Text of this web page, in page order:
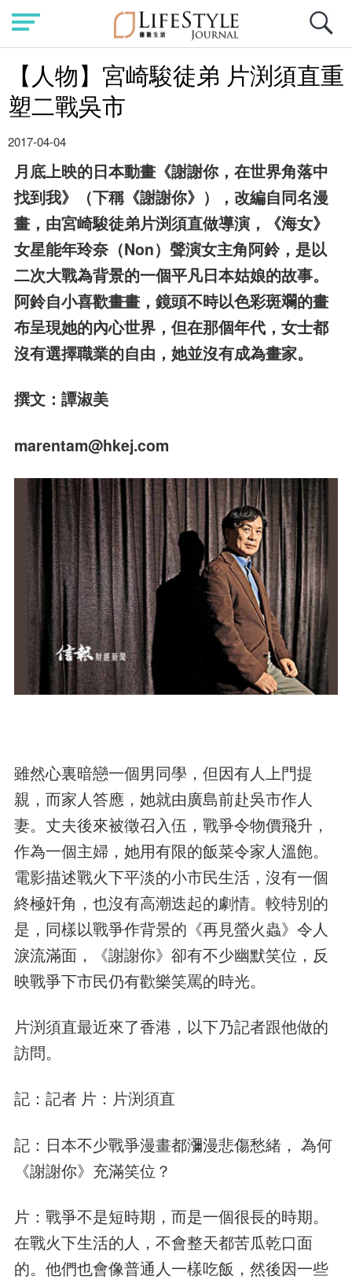
【人物】宮崎駿徒弟 片渕須直重
塑二戰吳市
2017-04-04
月底上映的日本動畫《謝謝你，在世界角落中
找到我》（下稱《謝謝你》），改編自同名漫
畫，由宮崎駿徒弟片渕須直做導演，《海女》
女星能年玲奈（Non）聲演女主角阿鈴，是以
二次大戰為背景的一個平凡日本姑娘的故事。
阿鈴自小喜歡畫畫，鏡頭不時以色彩斑斕的畫
布呈現她的內心世界，但在那個年代，女士都
沒有選擇職業的自由，她並沒有成為畫家。
撰文：譚淑美
marentam@hkej.com
雖然心裏暗戀一個男同學，但因有人上門提
親，而家人答應，她就由廣島前赴吳市作人
妻。丈夫後來被徵召入伍，戰爭令物價飛升，
作為一個主婦，她用有限的飯菜令家人溫飽。
電影描述戰火下平淡的小市民生活，沒有一個
終極奸角，也沒有高潮迭起的劇情。較特別的
是，同樣以戰爭作背景的《再見螢火蟲》令人
淚流滿面，《謝謝你》卻有不少幽默笑位，反
映戰爭下市民仍有歡樂笑罵的時光。
片渕須直最近來了香港，以下乃記者跟他做的
訪問。
記：記者 片：片渕須直
記：日本不少戰爭漫畫都瀰漫悲傷愁緒， 為何
《謝謝你》充滿笑位？
片：戰爭不是短時期，而是一個很長的時期。
在戰火下生活的人，不會整天都苦瓜乾口面
的。他們也會像普通人一樣吃飯，然後因一些